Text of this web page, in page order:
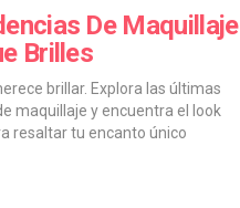
De Maquillaje
Brilles
brillar. Explora las últimas
maquillaje y encuentra el look
resaltar tu encanto único